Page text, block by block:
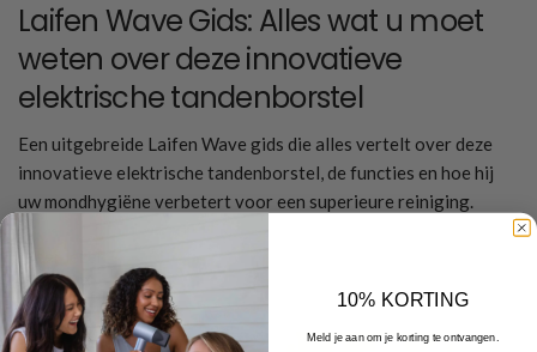
Laifen Wave Gids: Alles wat u moet
weten over deze innovatieve
elektrische tandenborstel
Een uitgebreide Laifen Wave gids die alles vertelt over deze
innovatieve elektrische tandenborstel, de functies en hoe hij
uw mondhygiëne verbetert voor een superieure reiniging.
Meer lezen
10% KORTING
Meld je aan om je korting te ontvangen.